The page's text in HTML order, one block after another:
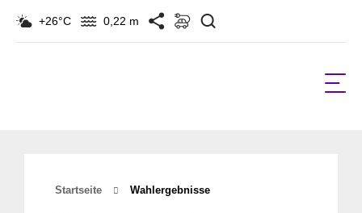
+26°C 0,22 m
Startseite Wahlergebnisse